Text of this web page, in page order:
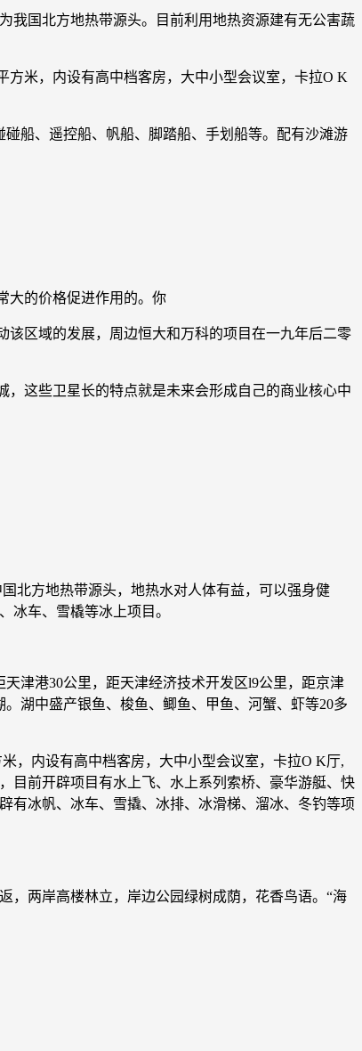
我国北方地热带源头。目前利用地热资源建有无公害蔬
方米，内设有高中档客房，大中小型会议室，卡拉O K
船、遥控船、帆船、脚踏船、手划船等。配有沙滩游
大的价格促进作用的。你
区域的发展，周边恒大和万科的项目在一九年后二零
这些卫星长的特点就是未来会形成自己的商业核心中
北方地热带源头，地热水对人体有益，可以强身健
冰车、雪橇等冰上项目。
津港30公里，距天津经济技术开发区l9公里，距京津
湖中盛产银鱼、梭鱼、鲫鱼、甲鱼、河蟹、虾等20多
，内设有高中档客房，大中小型会议室，卡拉O K厅,
目前开辟项目有水上飞、水上系列索桥、豪华游艇、快
有冰帆、冰车、雪撬、冰排、冰滑梯、溜冰、冬钓等项
，两岸高楼林立，岸边公园绿树成荫，花香鸟语。“海